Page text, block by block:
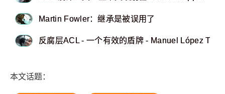
Martin Fowler：继承是被误用了
反腐层ACL - 一个有效的盾牌 - Manuel López
本文话题：